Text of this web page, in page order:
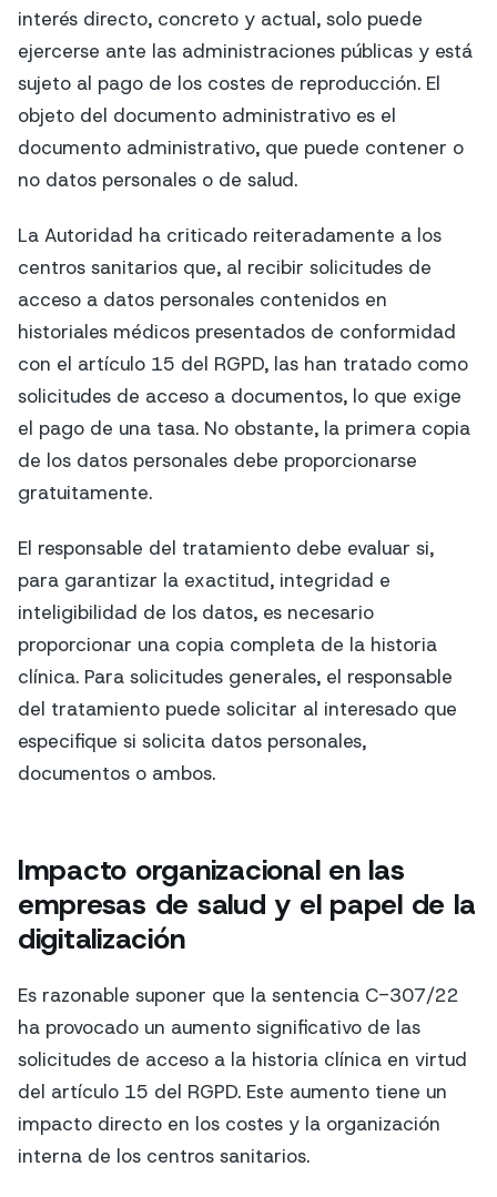
interés directo, concreto y actual, solo puede
ejercerse ante las administraciones públicas y está
sujeto al pago de los costes de reproducción. El
objeto del documento administrativo es el
documento administrativo, que puede contener o
no datos personales o de salud.
La Autoridad ha criticado reiteradamente a los
centros sanitarios que, al recibir solicitudes de
acceso a datos personales contenidos en
historiales médicos presentados de conformidad
con el artículo 15 del RGPD, las han tratado como
solicitudes de acceso a documentos, lo que exige
el pago de una tasa. No obstante, la primera copia
de los datos personales debe proporcionarse
gratuitamente.
El responsable del tratamiento debe evaluar si,
para garantizar la exactitud, integridad e
inteligibilidad de los datos, es necesario
proporcionar una copia completa de la historia
clínica. Para solicitudes generales, el responsable
del tratamiento puede solicitar al interesado que
especifique si solicita datos personales,
documentos o ambos.
Impacto organizacional en las
empresas de salud y el papel de la
digitalización
Es razonable suponer que la sentencia C-307/22
ha provocado un aumento significativo de las
solicitudes de acceso a la historia clínica en virtud
del artículo 15 del RGPD. Este aumento tiene un
impacto directo en los costes y la organización
interna de los centros sanitarios.